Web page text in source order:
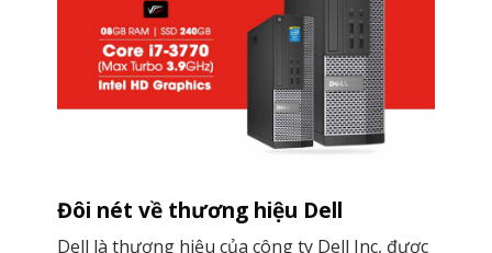
Đôi nét về thương hiệu Dell
Dell là thương hiệu của công ty Dell Inc, được